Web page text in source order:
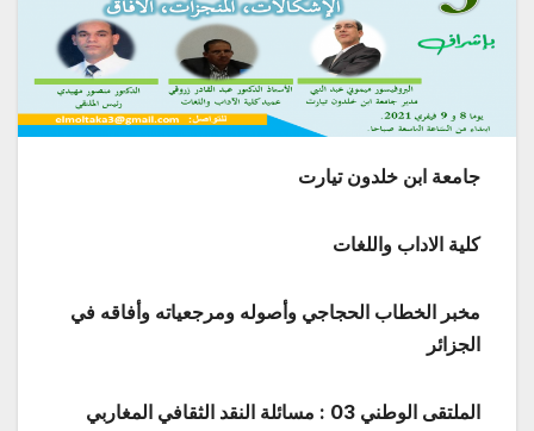
جامعة ابن خلدون تيارت
كلية الاداب واللغات
مخبر الخطاب الحجاجي وأصوله ومرجعياته وأفاقه في
الجزائر
الملتقى الوطني 03 : مسائلة النقد الثقافي المغاربي